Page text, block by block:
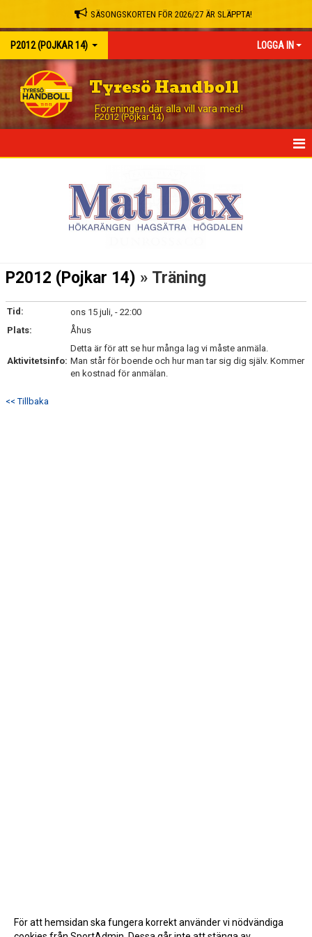
SÄSONGSKORTEN FÖR 2026/27 ÄR SLÄPPTA!
P2012 (POJKAR 14) LOGGA IN
Tyresö Handboll
Föreningen där alla vill vara med!
P2012 (Pojkar 14)
P2012 (Pojkar 14) » Träning
Tid:
ons 15 juli, - 22:00
Plats:
Åhus
Aktivitetsinfo:
Detta är för att se hur många lag vi måste anmäla.
Man står för boende och hur man tar sig dig själv. Kommer
en kostnad för anmälan.
<< Tillbaka
För att hemsidan ska fungera korrekt använder vi nödvändiga